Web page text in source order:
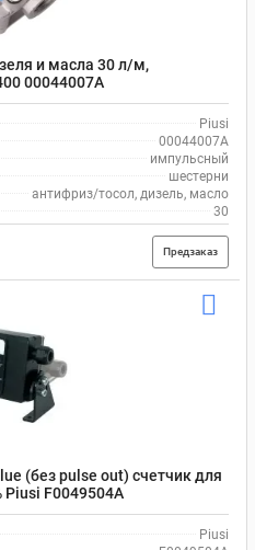
и масла 30 л/м,
00044007A
Piusi
00044007A
импульсный
шестерни
антифриз/тосол, дизель, масло
30
Предзаказ
(без pulse out) счетчик для
Piusi F0049504A
Piusi